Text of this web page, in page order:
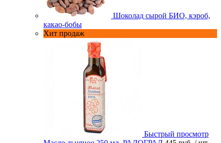
Шоколад сырой БИО, кэроб,
какао-бобы
Хит продаж
Быстрый просмотр